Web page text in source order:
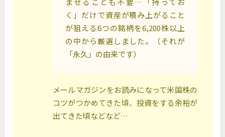
く」だけで資産が積み上がること
が狙える6つの銘柄を6,200株以上
の中から厳選しました。（それが
「永久」の由来です）
メールマガジンをお読みになって米国株の
コツがつかめてきた頃、投資をする余裕が
出てきた頃などなど…